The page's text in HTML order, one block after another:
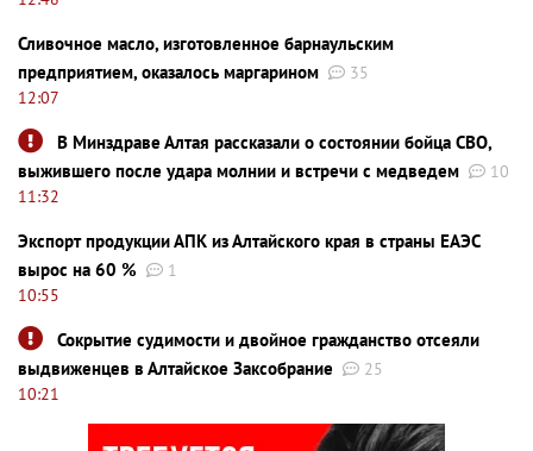
Сливочное масло, изготовленное барнаульским
предприятием, оказалось маргарином
35
12:07
В Минздраве Алтая рассказали о состоянии бойца СВО,
выжившего после удара молнии и встречи с медведем
10
11:32
Экспорт продукции АПК из Алтайского края в страны ЕАЭС
вырос на 60 %
1
10:55
Сокрытие судимости и двойное гражданство отсеяли
выдвиженцев в Алтайское Заксобрание
25
10:21